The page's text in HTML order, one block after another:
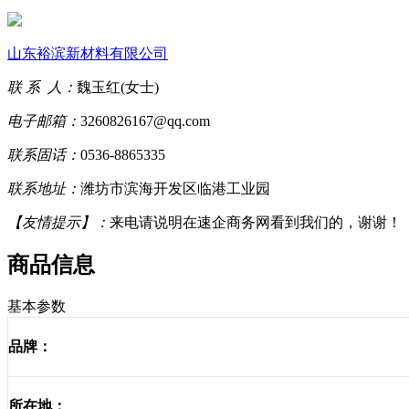
山东裕滨新材料有限公司
联 系 人： 魏玉红(女士)
电子邮箱： 3260826167@qq.com
联系固话： 0536-8865335
联系地址： 潍坊市滨海开发区临港工业园
【友情提示】： 来电请说明在速企商务网看到我们的，谢谢！
商品信息
基本参数
品牌：
所在地：